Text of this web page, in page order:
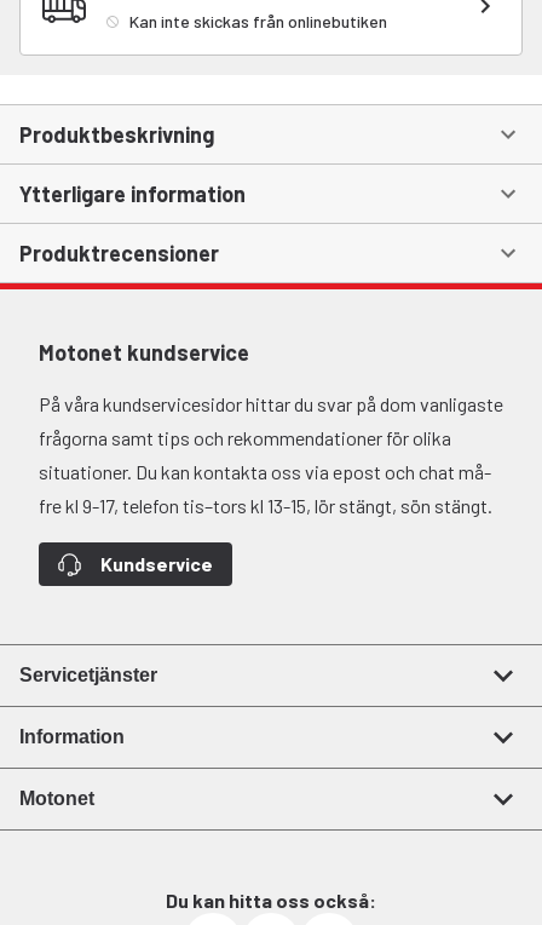
Kan inte skickas från onlinebutiken
Produktbeskrivning
Ytterligare information
Produktrecensioner
Motonet kundservice
På våra kundservicesidor hittar du svar på dom vanligaste
frågorna samt tips och rekommendationer för olika
situationer. Du kan kontakta oss via epost och chat må-
fre kl 9-17, telefon tis–tors kl 13-15, lör stängt, sön stängt.
Kundservice
Servicetjänster
Information
Motonet
Du kan hitta oss också: